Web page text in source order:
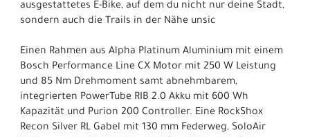
ausgestattetes E-Bike, auf dem du nicht nur deine Stadt,
sondern auch die Trails in der Nähe unsic
Einen Rahmen aus Alpha Platinum Aluminium mit einem
Bosch Performance Line CX Motor mit 250 W Leistung
und 85 Nm Drehmoment samt abnehmbarem,
integrierten PowerTube RIB 2.0 Akku mit 600 Wh
Kapazität und Purion 200 Controller. Eine RockShox
Recon Silver RL Gabel mit 130 mm Federweg, SoloAir